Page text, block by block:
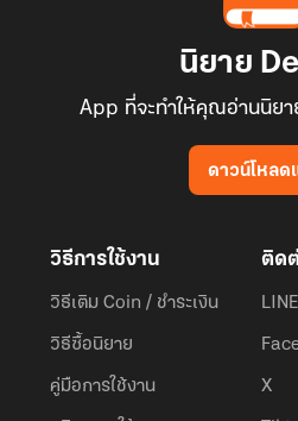
นิยาย
App ที่จะทำให้คุณอ่านนิยา
ดาวน์โหลด
วิธีการใช้งาน
วิธีเติม Coin / ชำระเงิน
วิธีซื้อนิยาย
คู่มือการใช้งาน
ติด
X